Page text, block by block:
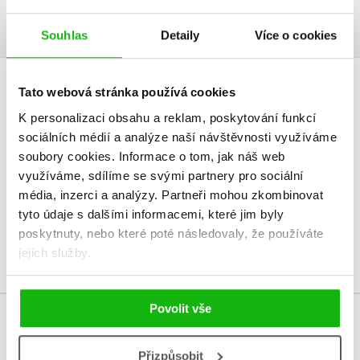
Souhlas Detaily Více o cookies
Tato webová stránka používá cookies
K personalizaci obsahu a reklam, poskytování funkcí
sociálních médií a analýze naší návštěvnosti využíváme
soubory cookies. Informace o tom, jak náš web
využíváme, sdílíme se svými partnery pro sociální
média, inzerci a analýzy. Partneři mohou zkombinovat
tyto údaje s dalšími informacemi, které jim byly
poskytnuty, nebo které poté následovaly, že používáte
jejich služby.
Povolit vše
Přizpůsobit
HODNOCENÍ ČTENÁŘŮ
V současné době nejsou vytvořena žádná uživatelská hodnocení.
Vaše hodnocení
Uživatelskou recenzi mohou vkládat pouze registrovaní uživatelé
Přihlásit
MOHLO BY VÁS TAKÉ ZAJÍMAT